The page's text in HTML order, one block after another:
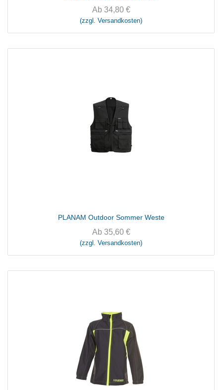
Ab 34,80€
(zzgl. Versandkosten)
PLANAM Outdoor Sommer Weste
Ab 35,60€
(zzgl. Versandkosten)